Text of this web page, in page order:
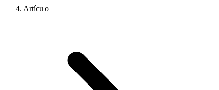
Artículo